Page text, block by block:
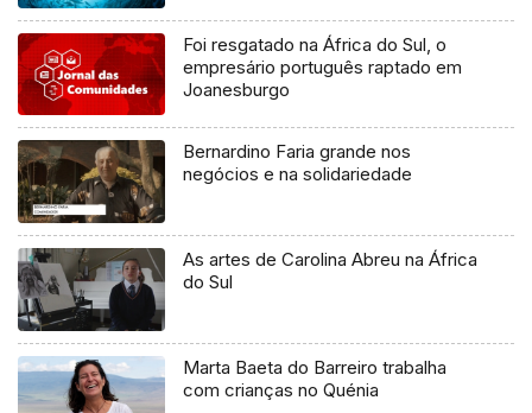
Foi resgatado na África do Sul, o
empresário português raptado em
Joanesburgo
Bernardino Faria grande nos
negócios e na solidariedade
As artes de Carolina Abreu na África
do Sul
Marta Baeta do Barreiro trabalha
com crianças no Quénia